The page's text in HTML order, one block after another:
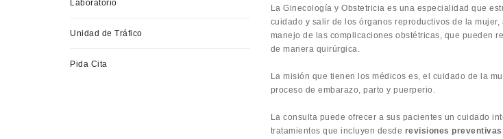
La Ginecología y Obstetricia es una especialidad que
cuidado y salir de los órganos reproductivos de la mujer,
manejo de las complicaciones obstétricas, que pueden
de manera quirúrgica.
La misión que tienen los médicos es, el cuidado de la
proceso de embarazo, parto y puerperio.
La consulta puede ofrecer a sus pacientes un cuidado
tratamientos que incluyen desde revisiones preventivas
Laboratorio
Unidad de Tráfico
Pida Cita